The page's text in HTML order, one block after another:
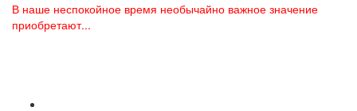
В наше неспокойное время необычайно важное значение
приобретают...